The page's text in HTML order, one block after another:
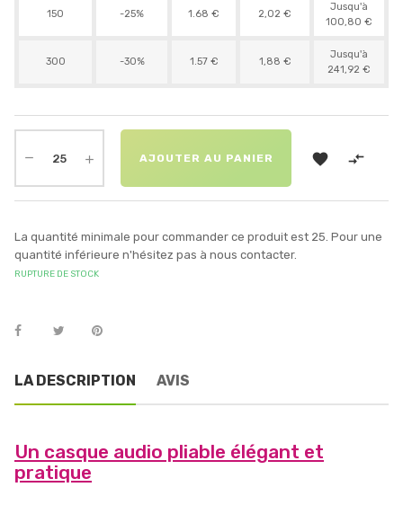
150 -25% 1.68 € 2,02 €
Jusqu'à
100,80 €
300 -30% 1.57 € 1,88 €
Jusqu'à
241,92 €
AJOUTER AU PANIER  
La quantité minimale pour commander ce produit est 25. Pour une
quantité inférieure n'hésitez pas à nous contacter.
RUPTURE DE STOCK
LA DESCRIPTION AVIS
Un casque audio pliable élégant et
pratique